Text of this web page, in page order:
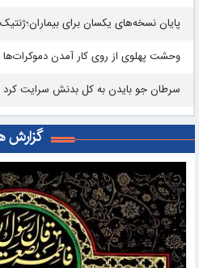
پایان نسخه‌های یکسان برای
وحشت پهلوی از روی کار آمدن دموکرات‌ها
سرطان جو بایدن به کل بدنش سرایت کرد
گزارش